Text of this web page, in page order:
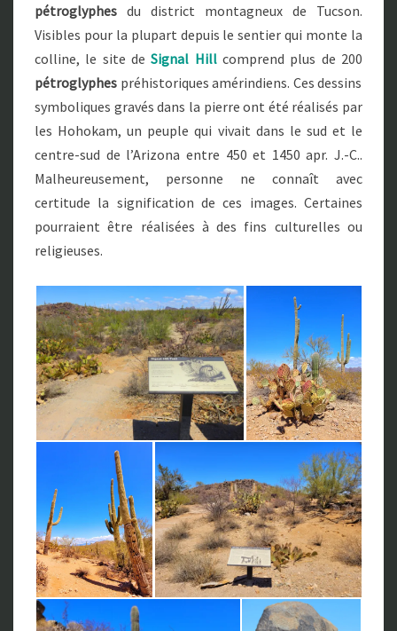
pétroglyphes du district montagneux de Tucson.
Visibles pour la plupart depuis le sentier qui monte la
colline, le site deSignal Hillcomprend plus de 200
pétroglyphes préhistoriques amérindiens. Ces dessins
symboliques gravés dans la pierre ont été réalisés par
les Hohokam, un peuple qui vivait dans le sud et le
centre-sud de l’Arizona entre 450 et 1450 apr. J.-C..
Malheureusement, personne ne connaît avec
certitude la signification de ces images. Certaines
pourraient être réalisées à des fins culturelles ou
religieuses.